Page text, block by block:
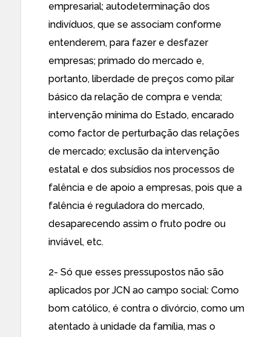
empresarial; autodeterminação dos
indivíduos, que se associam conforme
entenderem, para fazer e desfazer
empresas; primado do mercado e,
portanto, liberdade de preços como pilar
básico da relação de compra e venda;
intervenção mínima do Estado, encarado
como factor de perturbação das relações
de mercado; exclusão da intervenção
estatal e dos subsídios nos processos de
falência e de apoio a empresas, pois que a
falência é reguladora do mercado,
desaparecendo assim o fruto podre ou
inviável, etc.
2- Só que esses pressupostos não são
aplicados por JCN ao campo social: Como
bom católico, é contra o divórcio, como um
atentado à unidade da família, mas o